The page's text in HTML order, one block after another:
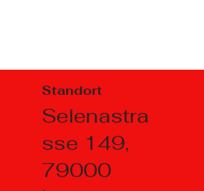
Standort
Selenastra
sse 149,
79000